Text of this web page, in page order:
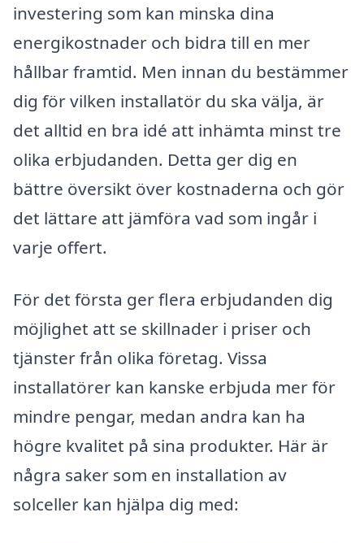
investering som kan minska dina
energikostnader och bidra till en mer
hållbar framtid. Men innan du bestämmer
dig för vilken installatör du ska välja, är
det alltid en bra idé att inhämta minst tre
olika erbjudanden. Detta ger dig en
bättre översikt över kostnaderna och gör
det lättare att jämföra vad som ingår i
varje offert.
För det första ger flera erbjudanden dig
möjlighet att se skillnader i priser och
tjänster från olika företag. Vissa
installatörer kan kanske erbjuda mer för
mindre pengar, medan andra kan ha
högre kvalitet på sina produkter. Här är
några saker som en installation av
solceller kan hjälpa dig med: